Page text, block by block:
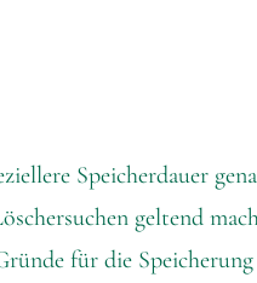
Speicherdauer
geltend
für die